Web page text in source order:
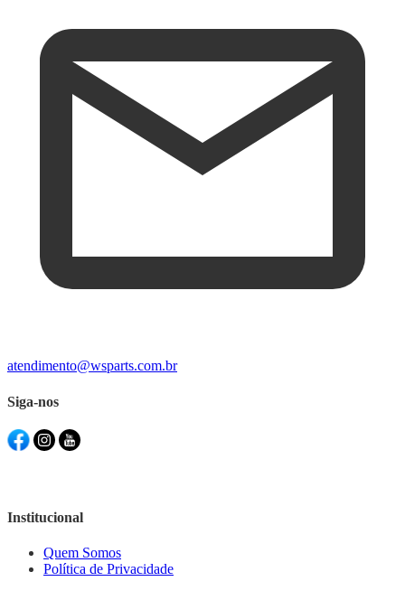
atendimento@wsparts.com.br
Siga-nos
Institucional
Quem Somos
Política de Privacidade